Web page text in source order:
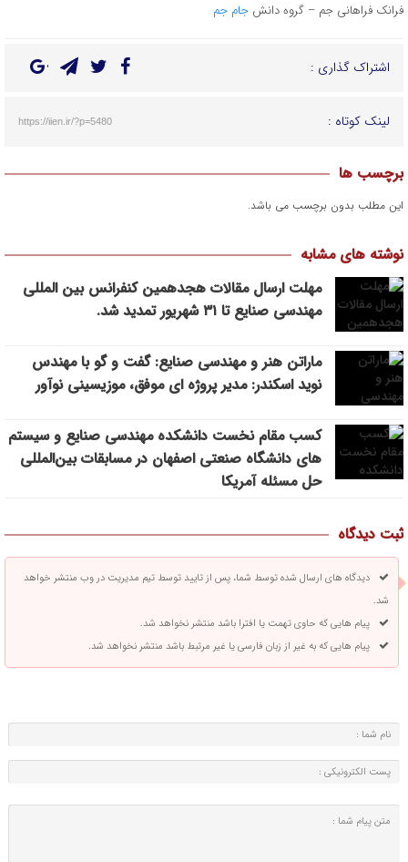
فرانک فراهانی جم – گروه دانش جام جم
اشتراک گذاری :
لینک کوتاه : https://iien.ir/?p=5480
برچسب ها
این مطلب بدون برچسب می باشد.
نوشته های مشابه
مهلت ارسال مقالات هجدهمین کنفرانس بین المللی
مهندسی صنایع تا ۳۱ شهریور تمدید شد.
ماراتن هنر و مهندسی صنایع: گفت و گو با مهندس
نوید اسکندر: مدیر پروژه ای موفق، موزیسینی نوآور
کسب مقام نخست دانشکده مهندسی صنایع و سیستم
های دانشگاه صنعتی اصفهان در مسابقات بین‌المللی
حل مسئله آمریکا
ثبت دیدگاه
دیدگاه های ارسال شده توسط شما، پس از تایید توسط تیم مدیریت در وب منتشر خواهد
شد.
پیام هایی که حاوی تهمت یا افترا باشد منتشر نخواهد شد.
پیام هایی که به غیر از زبان فارسی یا غیر مرتبط باشد منتشر نخواهد شد.